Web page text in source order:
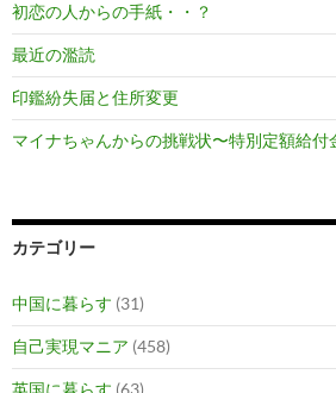
初恋の人からの手紙・・？
最近の濫読
印鑑紛失届と住所変更
マイナちゃんからの挑戦状〜特別定額給付
カテゴリー
中国に暮らす (31)
自己実現マニア (458)